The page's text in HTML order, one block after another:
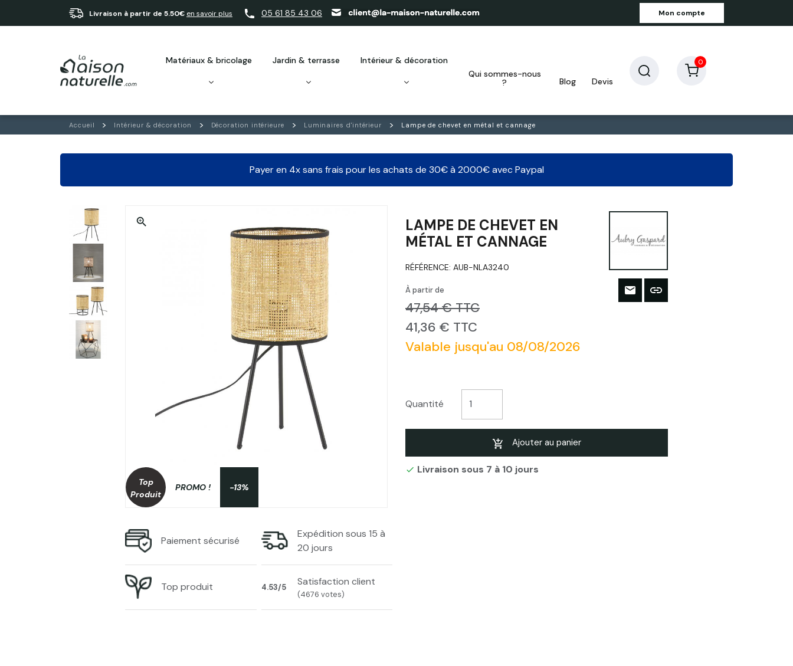
Livraison à partir de 5.50€ en savoir plus 05 61 85 43 06 Mon compte
matériaux & bricolage jardin & terrasse
intérieur & décoration
qui sommes-nous
?
blog devis
0
Accueil Intérieur & décoration Décoration intérieure Luminaires d'intérieur Lampe de chevet en métal et cannage
Payer en 4x sans frais pour les achats de 30€ à 2000€ avec Paypal
zoom_in
Top
Produit
PROMO ! -13%
Paiement sécurisé
Expédition sous 15 à
20 jours
Top produit 4.53/5 Satisfaction client
(4676 votes)
LAMPE DE CHEVET EN
MÉTAL ET CANNAGE
RÉFÉRENCE: AUB-NLA3240
À partir de
47,54 € TTC
41,36 € TTC
Valable jusqu'au 08/08/2026
Quantité
Ajouter au panier
 Livraison sous 7 à 10 jours